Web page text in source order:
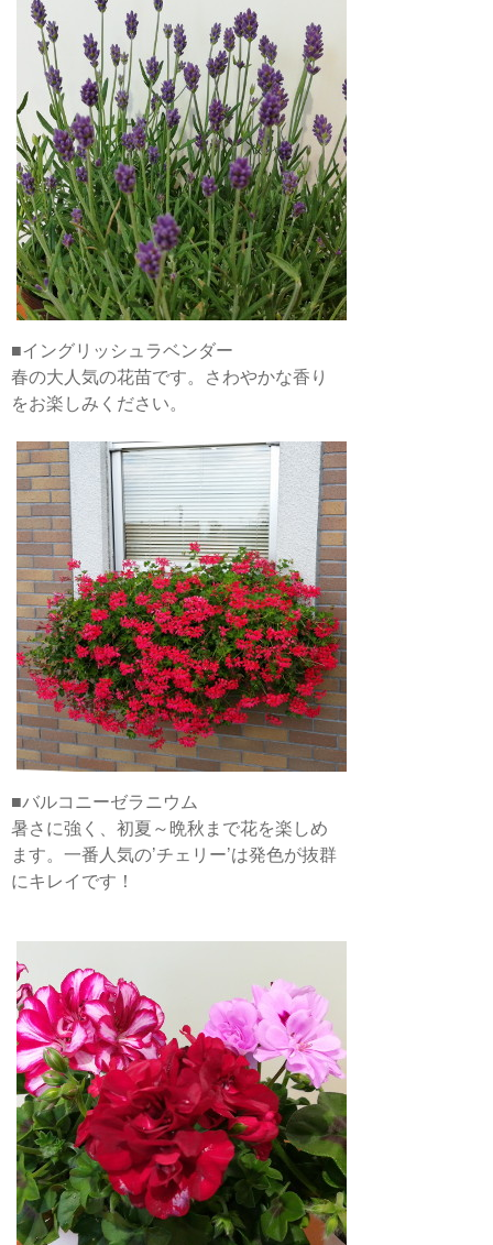
■イングリッシュラベンダー
春の大人気の花苗です。さわやかな香り
をお楽しみください。
■バルコニーゼラニウム
暑さに強く、初夏～晩秋まで花を楽しめ
ます。一番人気の’チェリー’は発色が抜群
にキレイです！